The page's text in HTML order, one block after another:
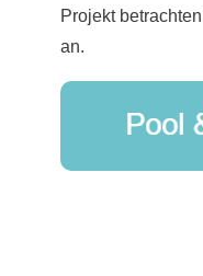
Projekt
an.